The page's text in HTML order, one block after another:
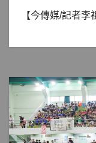
【今傳媒/記者